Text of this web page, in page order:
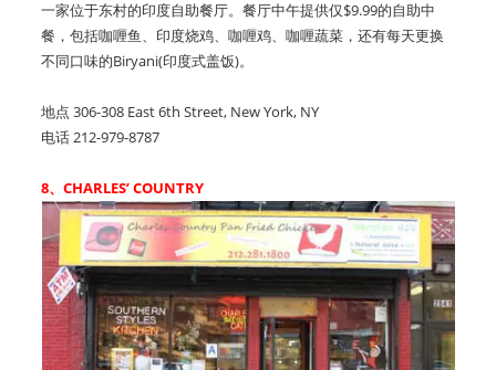
一家位于东村的印度自助餐厅。餐厅中午提供仅$9.99的自助中
餐，包括咖喱鱼、印度烧鸡、咖喱鸡、咖喱蔬菜，还有每天更换
不同口味的Biryani(印度式盖饭)。
地点 306-308 East 6th Street, New York, NY
电话 212-979-8787
8、CHARLES’ COUNTRY